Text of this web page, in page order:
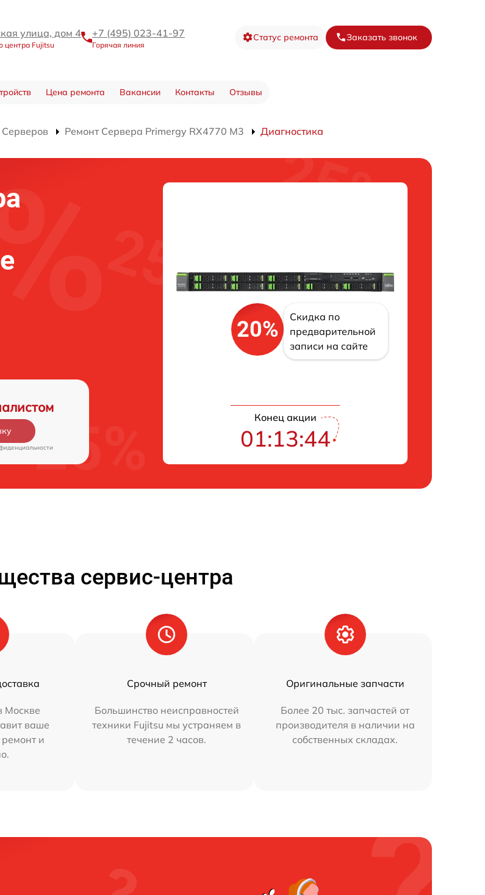
улица, дом 4
центра Fujitsu
+7 (495) 023-41-97
Горячая линия
Статус ремонта Заказать звонок
Цена ремонта Вакансии Контакты Отзывы
Серверов Ремонт Сервера Primergy RX4770 M3 Диагностика
20%
Скидка по
предварительной
записи на сайте
Конец акции
01:13:43
сервис-центра
Москве
ваше
ремонт и
Срочный ремонт
Большинство неисправностей
техники Fujitsu мы устраняем в
течение 2 часов.
Оригинальные запчасти
Более 20 тыс. запчастей от
производителя в наличии на
собственных складах.